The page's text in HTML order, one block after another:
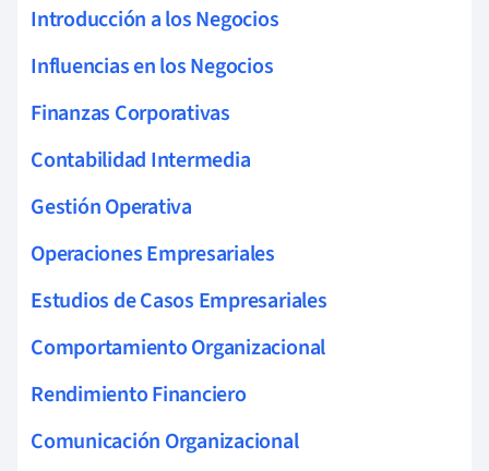
Introducción a los Negocios
Influencias en los Negocios
Finanzas Corporativas
Contabilidad Intermedia
Gestión Operativa
Operaciones Empresariales
Estudios de Casos Empresariales
Comportamiento Organizacional
Rendimiento Financiero
Comunicación Organizacional